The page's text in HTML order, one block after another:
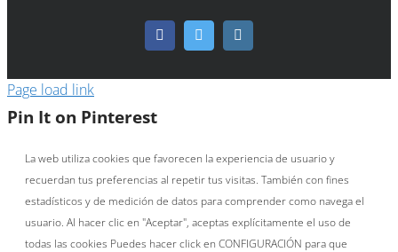
FacebookTwitter
Page load link
Pin It on Pinterest
La web utiliza cookies que favorecen la experiencia de usuario y
recuerdan tus preferencias al repetir tus visitas. También con fines
estadísticos y de medición de datos para comprender como navega el
usuario. Al hacer clic en "Aceptar", aceptas explícitamente el uso de
todas las cookies Puedes hacer click en CONFIGURACIÓN para que